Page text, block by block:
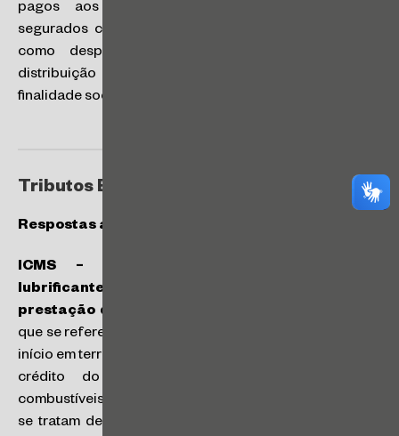
pagos aos sócios ocultos, enquadrados como
segurados contribuintes individuais, eram registrados
como despesas operacionais ao invés vez de
distribuição de lucros, caracterizando desvio da
finalidade societária. (
Tributos Estaduais
Respostas a Consultas da SEFAZ/SP
ICMS – Aquisição de combustível, óleo
lubrificante, pneus e câmaras de ar utilizados na
prestação de serviço de transporte – Crédito:
que se refere à prestação de serviço de transporte com
início em território paulista, o contribuinte terá direito ao
crédito do imposto devido na aquisição de
combustíveis (óleo diesel, gasolina e álcool), visto que
se tratam de mercadorias consumidas diretamente no